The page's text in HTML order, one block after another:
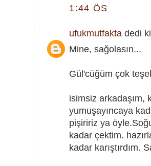
1:44 ÖS
ufukmutfakta dedi
Mine, sağolasın...
Gül'cüğüm çok
isimsiz arkadaşım,
yumuşayıncaya
pişiririz ya
kadar çektim.
kadar karıştırdım.